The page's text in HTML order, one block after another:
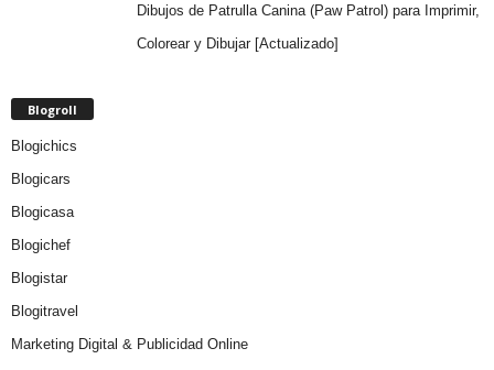
Dibujos de Patrulla Canina (Paw Patrol) para Imprimir,
Colorear y Dibujar [Actualizado]
Blogroll
Blogichics
Blogicars
Blogicasa
Blogichef
Blogistar
Blogitravel
Marketing Digital & Publicidad Online